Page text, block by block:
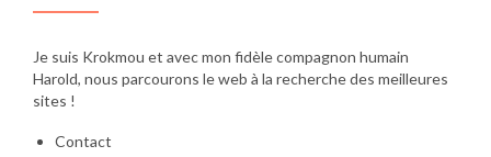
Je suis Krokmou et avec mon fidèle compagnon humain
Harold, nous parcourons le web à la recherche des meilleures
sites !
Contact